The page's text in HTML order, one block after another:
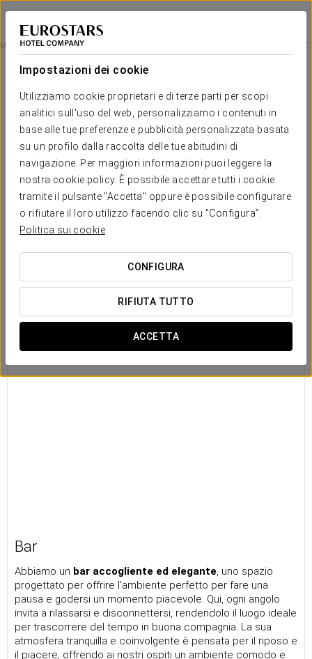
Impostazioni dei cookie
Utilizziamo cookie proprietari e di terze parti per scopi
analitici sull'uso del web, personalizziamo i contenuti in
base alle tue preferenze e pubblicità personalizzata basata
su un profilo dalla raccolta delle tue abitudini di
navigazione. Per maggiori informazioni puoi leggere la
nostra cookie policy. È possibile accettare tutti i cookie
tramite il pulsante "Accetta" oppure è possibile configurare
o rifiutare il loro utilizzo facendo clic su "Configura".
Politica sui cookie
CONFIGURA
RIFIUTA TUTTO
ACCETTA
Eurostars Matera La Suite
MATERA
Ristorazione
Bar
Abbiamo un bar accogliente ed elegante, uno spazio
progettato per offrire l'ambiente perfetto per fare una
pausa e godersi un momento piacevole. Qui, ogni angolo
invita a rilassarsi e disconnettersi, rendendolo il luogo ideale
per trascorrere del tempo in buona compagnia. La sua
atmosfera tranquilla e coinvolgente è pensata per il riposo e
il piacere, offrendo ai nostri ospiti un ambiente comodo e